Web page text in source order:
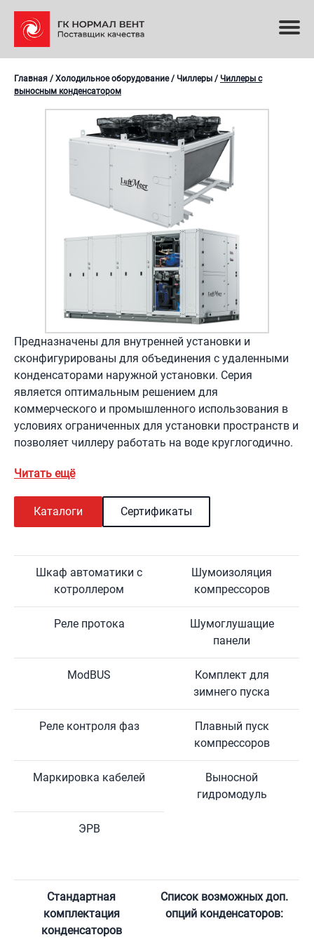
Главная / Холодильное оборудование/ Чиллеры / Чиллеры с
выносным конденсатором
Предназначены для внутренней установки и
сконфигурированы для объединения с удаленными
конденсаторами наружной установки. Серия
является оптимальным решением для
коммерческого и промышленного использования в
условиях ограниченных для установки пространств и
позволяет чиллеру работать на воде круглогодично.
Читать ещё
Каталоги Сертификаты
Шкаф автоматики с
котроллером
Шумоизоляция
компрессоров
Реле протока
Шумоглушащие
панели
ModBUS
Комплект для
зимнего пуска
Реле контроля фаз
Плавный пуск
компрессоров
Маркировка кабелей
Выносной
гидромодуль
ЭРВ
Стандартная
комплектация
конденсаторов
Список возможных доп.
опций конденсаторов: